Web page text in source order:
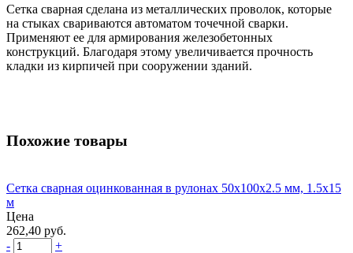
Сетка сварная сделана из металлических проволок, которые
на стыках свариваются автоматом точечной сварки.
Применяют ее для армирования железобетонных
конструкций. Благодаря этому увеличивается прочность
кладки из кирпичей при сооружении зданий.
Похожие товары
Сетка сварная оцинкованная в рулонах 50x100x2.5 мм, 1.5x15
м
Цена
262,40 руб.
-
+